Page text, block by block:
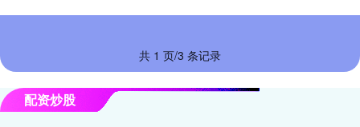
共 1 页/3 条记录
配资炒股